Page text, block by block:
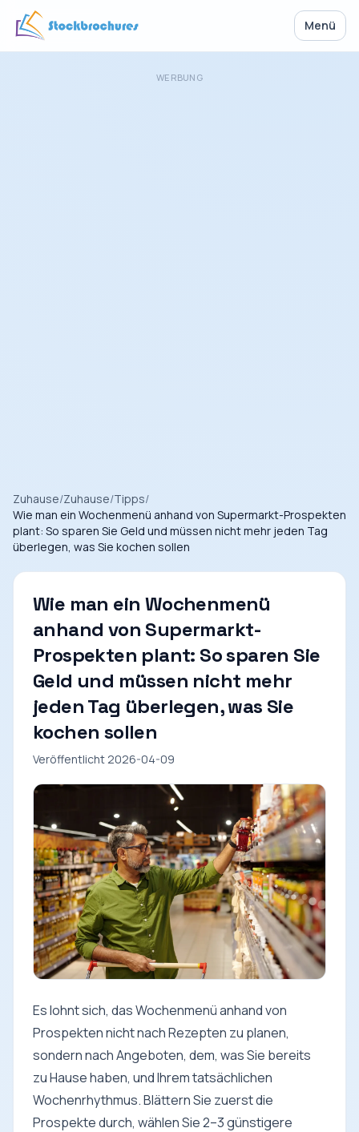
Menü
WERBUNG
Zuhause/Zuhause/Tipps/
Wie man ein Wochenmenü anhand von Supermarkt-Prospekten
plant: So sparen Sie Geld und müssen nicht mehr jeden Tag
überlegen, was Sie kochen sollen
Wie man ein Wochenmenü
anhand von Supermarkt-
Prospekten plant: So sparen Sie
Geld und müssen nicht mehr
jeden Tag überlegen, was Sie
kochen sollen
Veröffentlicht 2026-04-09
Es lohnt sich, das Wochenmenü anhand von
Prospekten nicht nach Rezepten zu planen,
sondern nach Angeboten, dem, was Sie bereits
zu Hause haben, und Ihrem tatsächlichen
Wochenrhythmus. Blättern Sie zuerst die
Prospekte durch, wählen Sie 2–3 günstigere